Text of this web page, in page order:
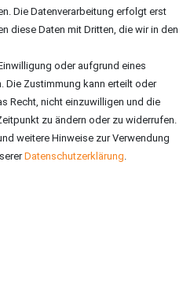
Die Datenverarbeitung erfolgt erst
diese Daten mit Dritten, die wir in den
oder aufgrund eines
Die Zustimmung kann erteilt oder
Recht, nicht einzuwilligen und die
zu ändern oder zu widerrufen.
weitere Hinweise zur Verwendung
Daten­schutz­erklärung.